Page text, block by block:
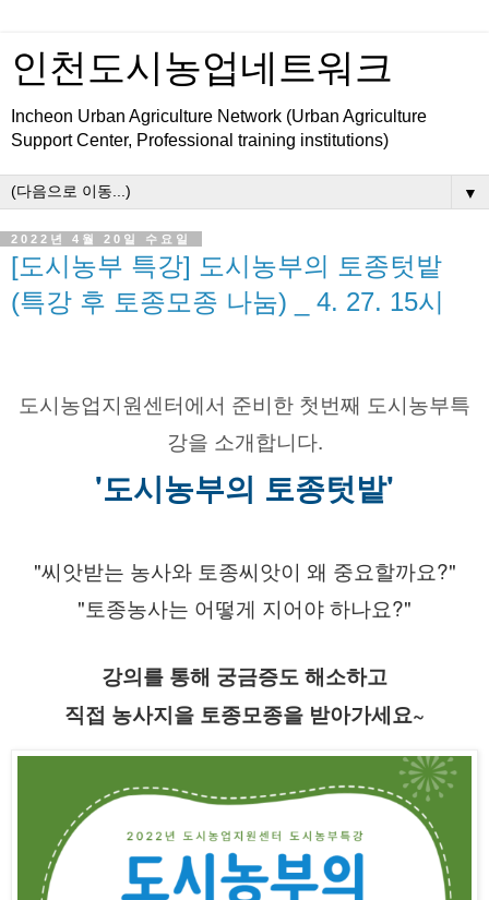
인천도시농업네트워크
Incheon Urban Agriculture Network (Urban Agriculture
Support Center, Professional training institutions)
▼
2022년 4월 20일 수요일
[도시농부 특강] 도시농부의 토종텃밭
(특강 후 토종모종 나눔) _ 4. 27. 15시
도시농업지원센터에서 준비한 첫번째 도시농부특
강을 소개합니다.
'도시농부의 토종텃밭'
"씨앗받는 농사와 토종씨앗이 왜 중요할까요?"
"토종농사는 어떻게 지어야 하나요?"
강의를 통해 궁금증도 해소하고
직접 농사지을 토종모종을 받아가세요~